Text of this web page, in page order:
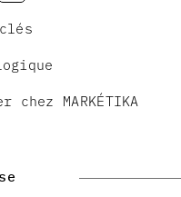
MARKÉTIKA